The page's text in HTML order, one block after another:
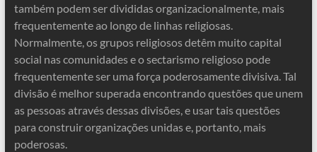
também podem ser divididas organizacionalmente, mais
frequentemente ao longo de linhas religiosas.
Normalmente, os grupos religiosos detêm muito capital
social nas comunidades e o sectarismo religioso pode
frequentemente ser uma força poderosamente divisiva. Tal
divisão é melhor superada encontrando questões que unem
as pessoas através dessas divisões, e usar tais questões
para construir organizações unidas e, portanto, mais
poderosas.